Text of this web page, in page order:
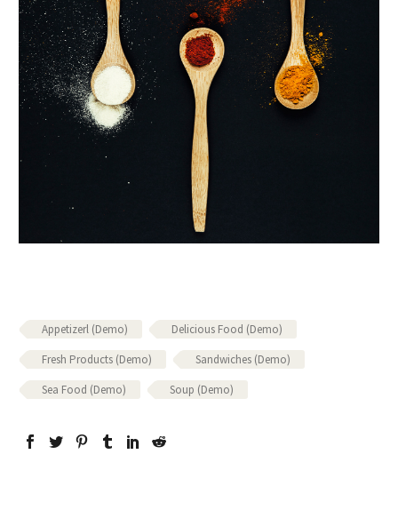
Appetizerl (Demo)
Delicious Food (Demo)
Fresh Products (Demo)
Sandwiches (Demo)
Sea Food (Demo)
Soup (Demo)